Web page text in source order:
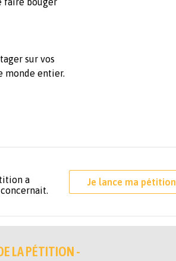
sur vos
monde entier.
a
Je lance ma pétition
LA PÉTITION -